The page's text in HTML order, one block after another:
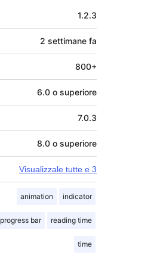
1.2.3
2 settimane fa
800+
6.0 o superiore
7.0.3
8.0 o superiore
Visualizzale tutte e 3
animation indicator
progress bar reading time
time